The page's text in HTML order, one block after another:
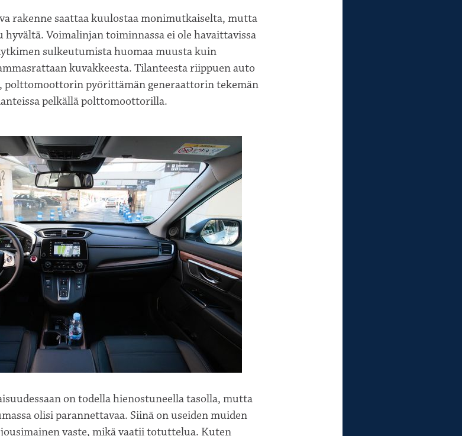
rakenne saattaa kuulostaa monimutkaiselta, mutta
Voimalinjan toiminnassa ei ole havaittavissa
sulkeutumista huomaa muusta kuin
kuvakkeesta. Tilanteesta riippuen auto
polttomoottorin pyörittämän generaattorin tekemän
pelkällä polttomoottorilla.
on todella hienostuneella tasolla, mutta
olisi parannettavaa. Siinä on useiden muiden
vaste, mikä vaatii totuttelua. Kuten